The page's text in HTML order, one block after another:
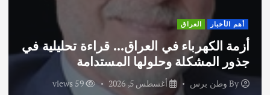
العراق
في العراق… قراءة تحليلية في
وحلولها المستدامة
برس أغسطس 5, 2026 59 views
اختتام